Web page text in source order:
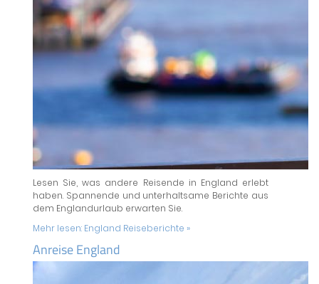
Lesen Sie, was andere Reisende in England erlebt
haben. Spannende und unterhaltsame Berichte aus
dem Englandurlaub erwarten Sie.
Mehr lesen: England Reiseberichte »
Anreise England